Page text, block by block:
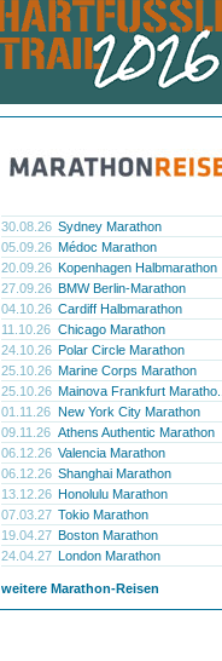
30.08.26 Sydney Marathon
05.09.26 Médoc Marathon
20.09.26 Kopenhagen Halbmarathon
27.09.26 BMW Berlin-Marathon
04.10.26 Cardiff Halbmarathon
11.10.26 Chicago Marathon
24.10.26 Polar Circle Marathon
25.10.26 Marine Corps Marathon
25.10.26 Mainova Frankfurt Maratho...
01.11.26 New York City Marathon
09.11.26 Athens Authentic Marathon
06.12.26 Valencia Marathon
06.12.26 Shanghai Marathon
13.12.26 Honolulu Marathon
07.03.27 Tokio Marathon
19.04.27 Boston Marathon
24.04.27 London Marathon
weitere Marathon-Reisen